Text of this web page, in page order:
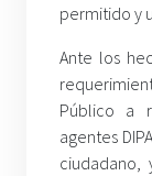
permitido y
Ante los
Público a
agentes
ciudadano,